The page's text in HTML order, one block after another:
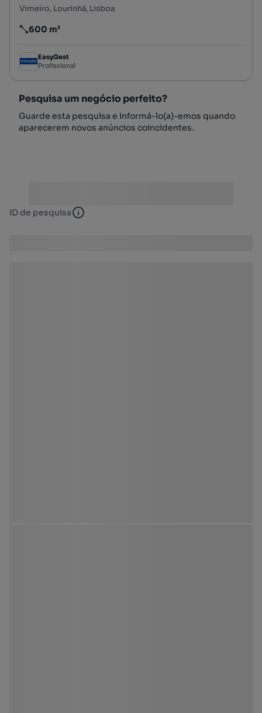
Vimeiro, Lourinhã, Lisboa
Preço por metro quadrado
600 m²
EasyGest
Profissional
Pesquisa um negócio perfeito?
Guarde esta pesquisa e informá-lo(a)-emos quando
aparecerem novos anúncios coincidentes.
ID de pesquisa ID de pesquisa